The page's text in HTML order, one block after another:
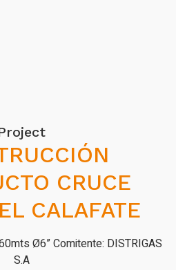
CRUCE
CALAFATE
Ø6” Comitente: DISTRIGAS
S.A